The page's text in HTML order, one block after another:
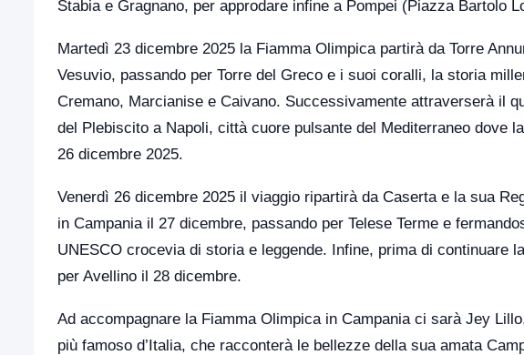
Stabia e Gragnano, per approdare infine a Pompei (Piazza Bartolo
Martedì 23 dicembre 2025 la Fiamma Olimpica partirà da Torre
Vesuvio, passando per Torre del Greco e i suoi coralli, la storia
Cremano, Marcianise e Caivano. Successivamente attraverserà il
del Plebiscito a Napoli, città cuore pulsante del Mediterraneo dove
26 dicembre 2025.
Venerdì 26 dicembre 2025 il viaggio ripartirà da Caserta e la sua
in Campania il 27 dicembre, passando per Telese Terme e
UNESCO crocevia di storia e leggende. Infine, prima di continuare
per Avellino il 28 dicembre.
Ad accompagnare la Fiamma Olimpica in Campania ci sarà Jey
più famoso d’Italia, che racconterà le bellezze della sua amata